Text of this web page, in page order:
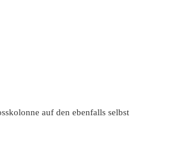
auf den ebenfalls selbst